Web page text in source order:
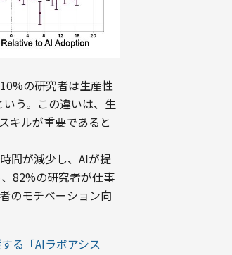
の研究者は生産性
う。この違いは、生
キルが重要であると
間が減少し、AIが提
82%の研究者が仕事
のモチベーション向
る「AIラボアシス